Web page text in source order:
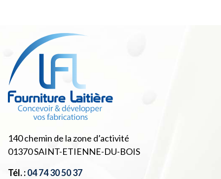
140 chemin de la zone d’activité
01370SAINT-ETIENNE-DU-BOIS
Tél. :04 74 30 50 37